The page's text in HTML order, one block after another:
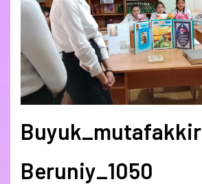
Buyuk_mutafakkir
Beruniy_1050